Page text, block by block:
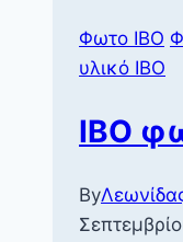
Φωτο IBO
υλικό ΙΒΟ
IBO
By